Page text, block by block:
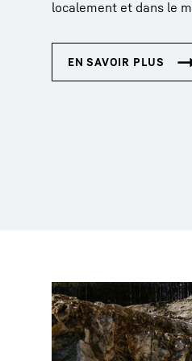
localement et dans le
Grues en